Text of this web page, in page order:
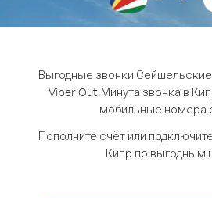
Выгодные звонки
Viber Out.Минута звонка в
мобильные номера
Пополните счёт или
Кипр по выгодным